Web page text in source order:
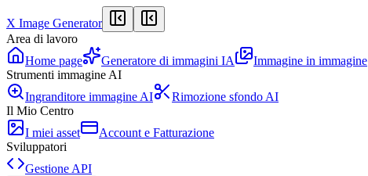
X Image Generator
Area di lavoro
Home page
Generatore di immagini IA Immagine in immagine
Strumenti immagine AI
Ingranditore immagine AI
Rimozione sfondo AI
Il Mio Centro
I miei asset
Account e Fatturazione
Sviluppatori
Gestione API